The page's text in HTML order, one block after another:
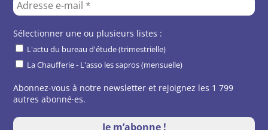
Sélectionner une ou plusieurs listes :
L'actu du bureau d'étude (trimestrielle)
La Chaufferie - L'asso les sapros (mensuelle)
Abonnez-vous à notre newsletter et rejoignez les 1 799
autres abonné·es.